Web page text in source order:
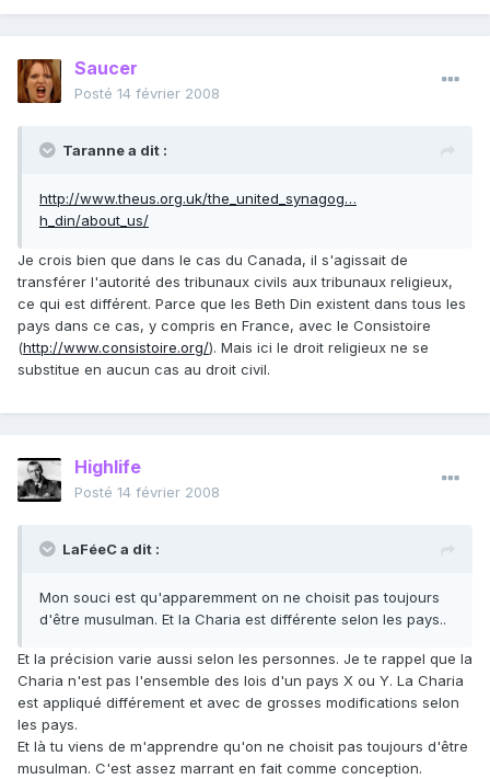
Saucer
Posté 14 février 2008
Taranne a dit :
http://www.theus.org.uk/the_united_synagog…
h_din/about_us/
Je crois bien que dans le cas du Canada, il s'agissait de
transférer l'autorité des tribunaux civils aux tribunaux religieux,
ce qui est différent. Parce que les Beth Din existent dans tous les
pays dans ce cas, y compris en France, avec le Consistoire
(http://www.consistoire.org/). Mais ici le droit religieux ne se
substitue en aucun cas au droit civil.
Highlife
Posté 14 février 2008
LaFéeC a dit :
Mon souci est qu'apparemment on ne choisit pas toujours
d'être musulman. Et la Charia est différente selon les pays..
Et la précision varie aussi selon les personnes. Je te rappel que la
Charia n'est pas l'ensemble des lois d'un pays X ou Y. La Charia
est appliqué différement et avec de grosses modifications selon
les pays.
Et là tu viens de m'apprendre qu'on ne choisit pas toujours d'être
musulman. C'est assez marrant en fait comme conception.